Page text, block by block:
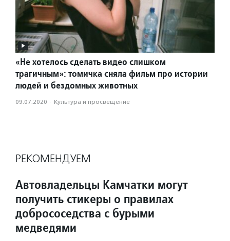
«Не хотелось сделать видео слишком
трагичным»: томичка сняла фильм про истории
людей и бездомных животных
09.07.2020 · Культура и просвещение
РЕКОМЕНДУЕМ
Автовладельцы Камчатки могут
получить стикеры о правилах
добрососедства с бурыми
медведями